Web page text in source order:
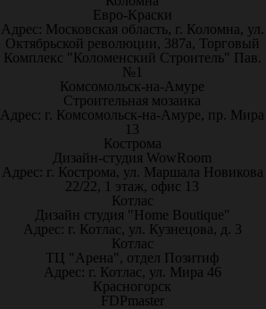
Евро-Краски
Адрес: Московская область, г. Коломна, ул.
Октябрьской революции, 387а, Торговый
Комплекс "Коломенский Строитель" Пав.
№1
Комсомольск-на-Амуре
Строительная мозаика
Адрес: г. Комсомольск-на-Амуре, пр. Мира
13
Кострома
Дизайн-студия WowRoom
Адрес: г. Кострома, ул. Маршала Новикова
22/22, 1 этаж, офис 13
Котлас
Дизайн студия "Home Boutique"
Адрес: г. Котлас, ул. Кузнецова, д. 3
Котлас
ТЦ "Арена", отдел Позитиф
Адрес: г. Котлас, ул. Мира 46
Красногорск
FDPmaster